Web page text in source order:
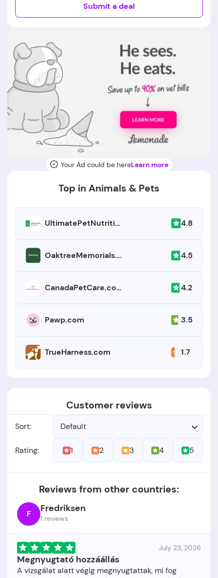
Submit a deal
Your Ad could be hereLearn more
Top in Animals & Pets
UltimatePetNutrition.com 4.8
OaktreeMemorials.com 4.5
CanadaPetCare.com 4.2
Pawp.com 3.5
TrueHarness.com 1.7
Customer reviews
Sort: Default
Rating: 1 2 3 4 5
Reviews from other countries:
F Fredriksen
1 reviews
July 23, 2026
Megnyugtató hozzáállás
A vizsgálat alatt végig megnyugtattak, mi fog